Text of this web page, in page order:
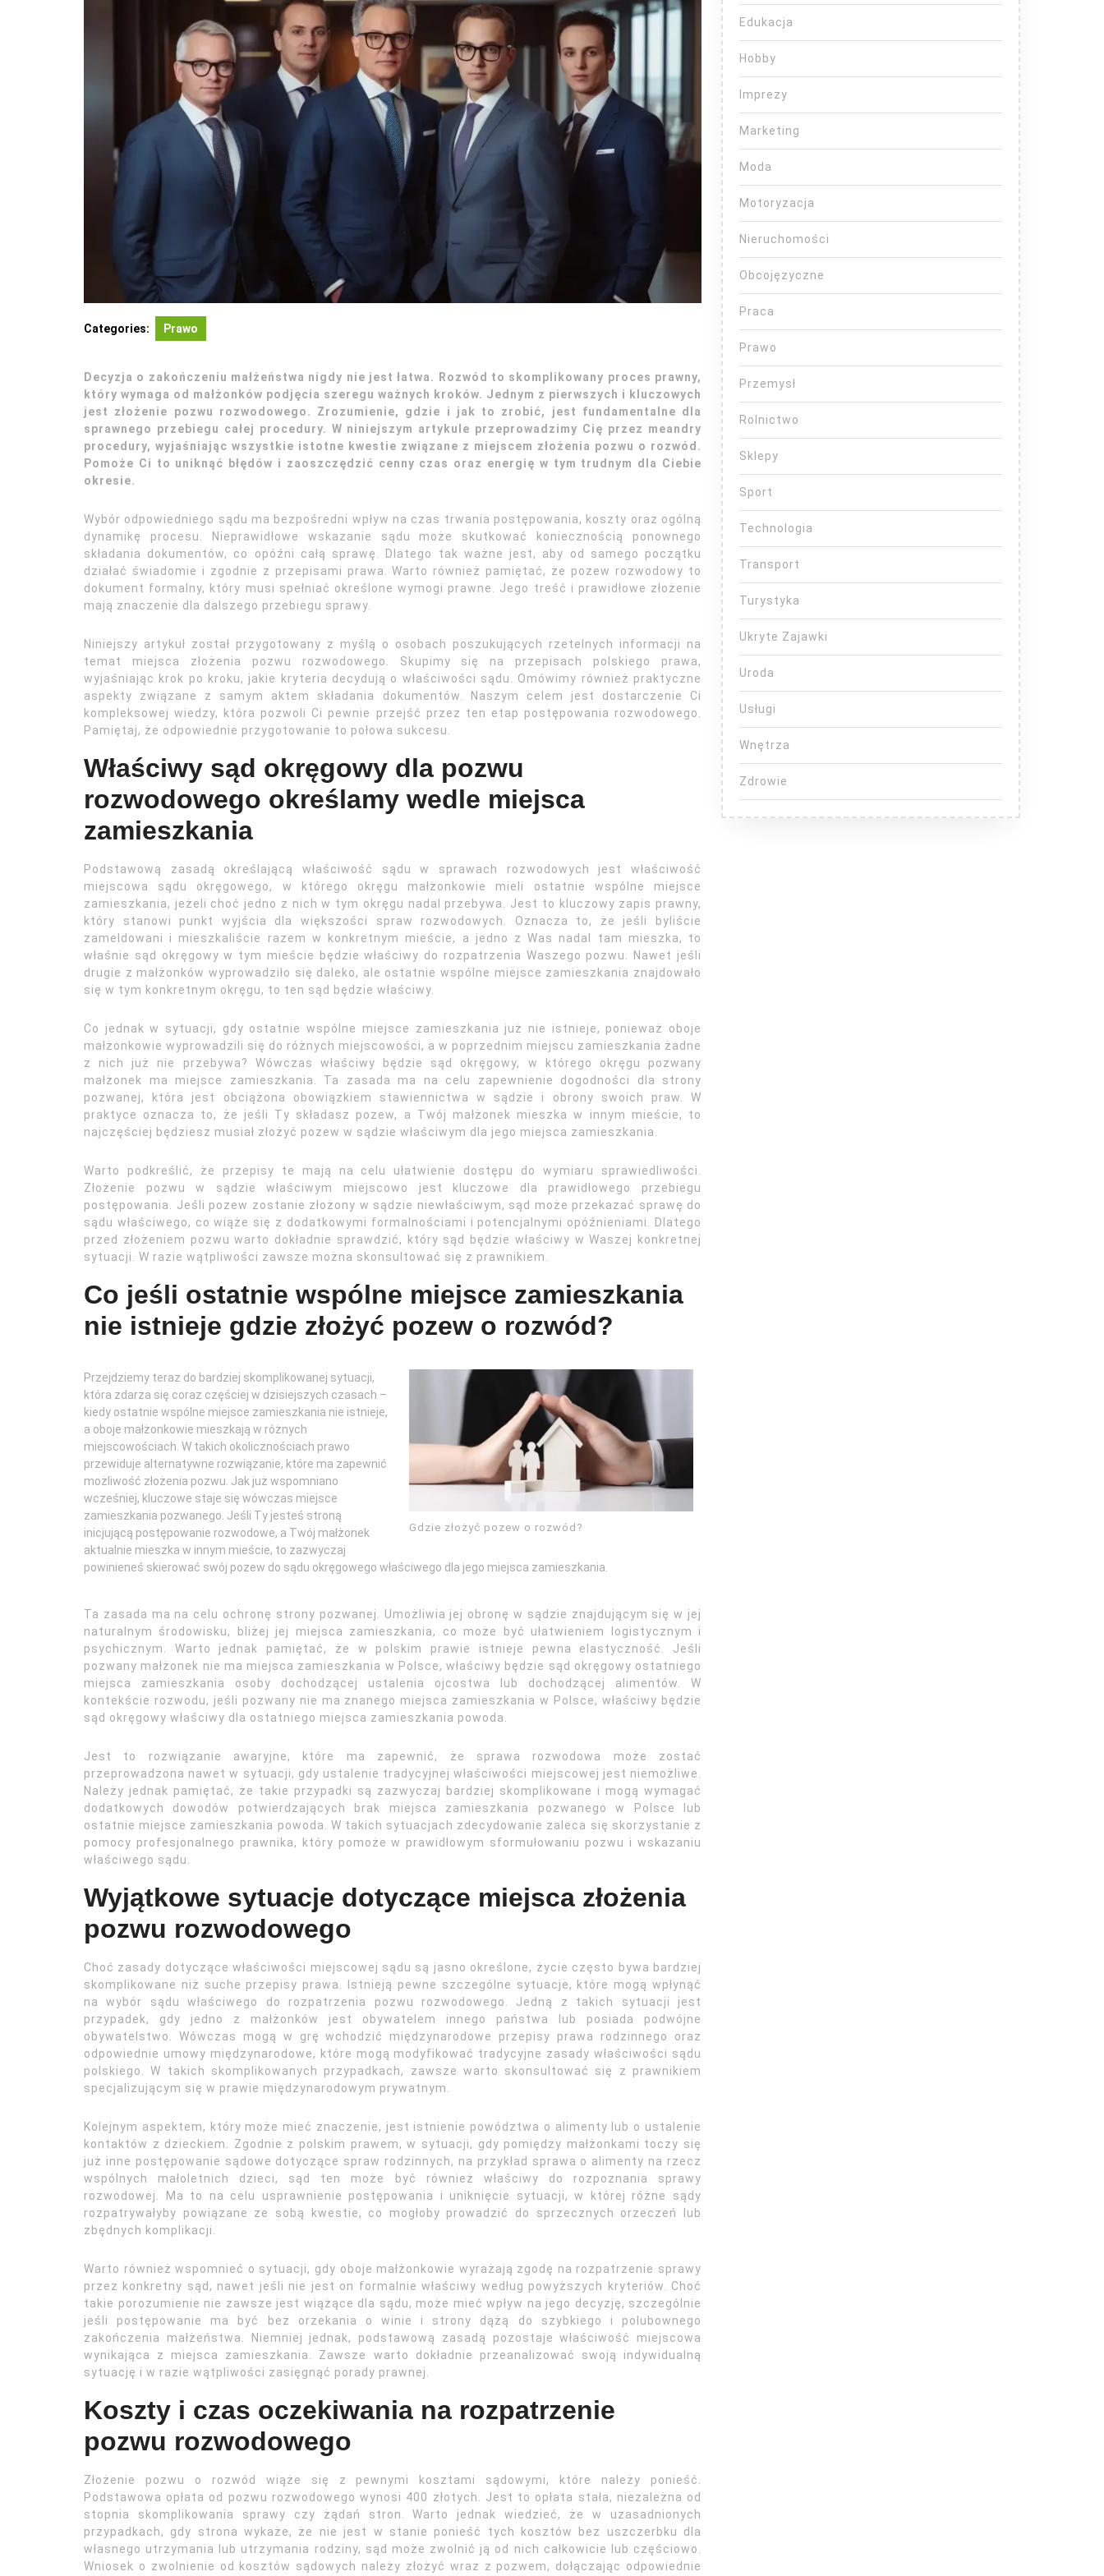
Categories: Prawo
Decyzja o zakończeniu małżeństwa nigdy nie jest łatwa. Rozwód to skomplikowany proces prawny,
który wymaga od małżonków podjęcia szeregu ważnych kroków. Jednym z pierwszych i kluczowych
jest złożenie pozwu rozwodowego. Zrozumienie, gdzie i jak to zrobić, jest fundamentalne dla
sprawnego przebiegu całej procedury. W niniejszym artykule przeprowadzimy Cię przez meandry
procedury, wyjaśniając wszystkie istotne kwestie związane z miejscem złożenia pozwu o rozwód.
Pomoże Ci to uniknąć błędów i zaoszczędzić cenny czas oraz energię w tym trudnym dla Ciebie
okresie.
Wybór odpowiedniego sądu ma bezpośredni wpływ na czas trwania postępowania, koszty oraz ogólną
dynamikę procesu. Nieprawidłowe wskazanie sądu może skutkować koniecznością ponownego
składania dokumentów, co opóźni całą sprawę. Dlatego tak ważne jest, aby od samego początku
działać świadomie i zgodnie z przepisami prawa. Warto również pamiętać, że pozew rozwodowy to
dokument formalny, który musi spełniać określone wymogi prawne. Jego treść i prawidłowe złożenie
mają znaczenie dla dalszego przebiegu sprawy.
Niniejszy artykuł został przygotowany z myślą o osobach poszukujących rzetelnych informacji na
temat miejsca złożenia pozwu rozwodowego. Skupimy się na przepisach polskiego prawa,
wyjaśniając krok po kroku, jakie kryteria decydują o właściwości sądu. Omówimy również praktyczne
aspekty związane z samym aktem składania dokumentów. Naszym celem jest dostarczenie Ci
kompleksowej wiedzy, która pozwoli Ci pewnie przejść przez ten etap postępowania rozwodowego.
Pamiętaj, że odpowiednie przygotowanie to połowa sukcesu.
Właściwy sąd okręgowy dla pozwu
rozwodowego określamy wedle miejsca
zamieszkania
Podstawową zasadą określającą właściwość sądu w sprawach rozwodowych jest właściwość
miejscowa sądu okręgowego, w którego okręgu małżonkowie mieli ostatnie wspólne miejsce
zamieszkania, jeżeli choć jedno z nich w tym okręgu nadal przebywa. Jest to kluczowy zapis prawny,
który stanowi punkt wyjścia dla większości spraw rozwodowych. Oznacza to, że jeśli byliście
zameldowani i mieszkaliście razem w konkretnym mieście, a jedno z Was nadal tam mieszka, to
właśnie sąd okręgowy w tym mieście będzie właściwy do rozpatrzenia Waszego pozwu. Nawet jeśli
drugie z małżonków wyprowadziło się daleko, ale ostatnie wspólne miejsce zamieszkania znajdowało
się w tym konkretnym okręgu, to ten sąd będzie właściwy.
Co jednak w sytuacji, gdy ostatnie wspólne miejsce zamieszkania już nie istnieje, ponieważ oboje
małżonkowie wyprowadzili się do różnych miejscowości, a w poprzednim miejscu zamieszkania żadne
z nich już nie przebywa? Wówczas właściwy będzie sąd okręgowy, w którego okręgu pozwany
małżonek ma miejsce zamieszkania. Ta zasada ma na celu zapewnienie dogodności dla strony
pozwanej, która jest obciążona obowiązkiem stawiennictwa w sądzie i obrony swoich praw. W
praktyce oznacza to, że jeśli Ty składasz pozew, a Twój małżonek mieszka w innym mieście, to
najczęściej będziesz musiał złożyć pozew w sądzie właściwym dla jego miejsca zamieszkania.
Warto podkreślić, że przepisy te mają na celu ułatwienie dostępu do wymiaru sprawiedliwości.
Złożenie pozwu w sądzie właściwym miejscowo jest kluczowe dla prawidłowego przebiegu
postępowania. Jeśli pozew zostanie złożony w sądzie niewłaściwym, sąd może przekazać sprawę do
sądu właściwego, co wiąże się z dodatkowymi formalnościami i potencjalnymi opóźnieniami. Dlatego
przed złożeniem pozwu warto dokładnie sprawdzić, który sąd będzie właściwy w Waszej konkretnej
sytuacji. W razie wątpliwości zawsze można skonsultować się z prawnikiem.
Co jeśli ostatnie wspólne miejsce zamieszkania
nie istnieje gdzie złożyć pozew o rozwód?
Gdzie złożyć pozew o rozwód?
Przejdziemy teraz do bardziej skomplikowanej sytuacji,
która zdarza się coraz częściej w dzisiejszych czasach –
kiedy ostatnie wspólne miejsce zamieszkania nie istnieje,
a oboje małżonkowie mieszkają w różnych
miejscowościach. W takich okolicznościach prawo
przewiduje alternatywne rozwiązanie, które ma zapewnić
możliwość złożenia pozwu. Jak już wspomniano
wcześniej, kluczowe staje się wówczas miejsce
zamieszkania pozwanego. Jeśli Ty jesteś stroną
inicjującą postępowanie rozwodowe, a Twój małżonek
aktualnie mieszka w innym mieście, to zazwyczaj
powinieneś skierować swój pozew do sądu okręgowego właściwego dla jego miejsca zamieszkania.
Ta zasada ma na celu ochronę strony pozwanej. Umożliwia jej obronę w sądzie znajdującym się w jej
naturalnym środowisku, bliżej jej miejsca zamieszkania, co może być ułatwieniem logistycznym i
psychicznym. Warto jednak pamiętać, że w polskim prawie istnieje pewna elastyczność. Jeśli
pozwany małżonek nie ma miejsca zamieszkania w Polsce, właściwy będzie sąd okręgowy ostatniego
miejsca zamieszkania osoby dochodzącej ustalenia ojcostwa lub dochodzącej alimentów. W
kontekście rozwodu, jeśli pozwany nie ma znanego miejsca zamieszkania w Polsce, właściwy będzie
sąd okręgowy właściwy dla ostatniego miejsca zamieszkania powoda.
Jest to rozwiązanie awaryjne, które ma zapewnić, że sprawa rozwodowa może zostać
przeprowadzona nawet w sytuacji, gdy ustalenie tradycyjnej właściwości miejscowej jest niemożliwe.
Należy jednak pamiętać, że takie przypadki są zazwyczaj bardziej skomplikowane i mogą wymagać
dodatkowych dowodów potwierdzających brak miejsca zamieszkania pozwanego w Polsce lub
ostatnie miejsce zamieszkania powoda. W takich sytuacjach zdecydowanie zaleca się skorzystanie z
pomocy profesjonalnego prawnika, który pomoże w prawidłowym sformułowaniu pozwu i wskazaniu
właściwego sądu.
Wyjątkowe sytuacje dotyczące miejsca złożenia
pozwu rozwodowego
Choć zasady dotyczące właściwości miejscowej sądu są jasno określone, życie często bywa bardziej
skomplikowane niż suche przepisy prawa. Istnieją pewne szczególne sytuacje, które mogą wpłynąć
na wybór sądu właściwego do rozpatrzenia pozwu rozwodowego. Jedną z takich sytuacji jest
przypadek, gdy jedno z małżonków jest obywatelem innego państwa lub posiada podwójne
obywatelstwo. Wówczas mogą w grę wchodzić międzynarodowe przepisy prawa rodzinnego oraz
odpowiednie umowy międzynarodowe, które mogą modyfikować tradycyjne zasady właściwości sądu
polskiego. W takich skomplikowanych przypadkach, zawsze warto skonsultować się z prawnikiem
specjalizującym się w prawie międzynarodowym prywatnym.
Kolejnym aspektem, który może mieć znaczenie, jest istnienie powództwa o alimenty lub o ustalenie
kontaktów z dzieckiem. Zgodnie z polskim prawem, w sytuacji, gdy pomiędzy małżonkami toczy się
już inne postępowanie sądowe dotyczące spraw rodzinnych, na przykład sprawa o alimenty na rzecz
wspólnych małoletnich dzieci, sąd ten może być również właściwy do rozpoznania sprawy
rozwodowej. Ma to na celu usprawnienie postępowania i uniknięcie sytuacji, w której różne sądy
rozpatrywałyby powiązane ze sobą kwestie, co mogłoby prowadzić do sprzecznych orzeczeń lub
zbędnych komplikacji.
Warto również wspomnieć o sytuacji, gdy oboje małżonkowie wyrażają zgodę na rozpatrzenie sprawy
przez konkretny sąd, nawet jeśli nie jest on formalnie właściwy według powyższych kryteriów. Choć
takie porozumienie nie zawsze jest wiążące dla sądu, może mieć wpływ na jego decyzję, szczególnie
jeśli postępowanie ma być bez orzekania o winie i strony dążą do szybkiego i polubownego
zakończenia małżeństwa. Niemniej jednak, podstawową zasadą pozostaje właściwość miejscowa
wynikająca z miejsca zamieszkania. Zawsze warto dokładnie przeanalizować swoją indywidualną
sytuację i w razie wątpliwości zasięgnąć porady prawnej.
Koszty i czas oczekiwania na rozpatrzenie
pozwu rozwodowego
Złożenie pozwu o rozwód wiąże się z pewnymi kosztami sądowymi, które należy ponieść.
Podstawowa opłata od pozwu rozwodowego wynosi 400 złotych. Jest to opłata stała, niezależna od
stopnia skomplikowania sprawy czy żądań stron. Warto jednak wiedzieć, że w uzasadnionych
przypadkach, gdy strona wykaże, że nie jest w stanie ponieść tych kosztów bez uszczerbku dla
własnego utrzymania lub utrzymania rodziny, sąd może zwolnić ją od nich całkowicie lub częściowo.
Wniosek o zwolnienie od kosztów sądowych należy złożyć wraz z pozwem, dołączając odpowiednie
Edukacja
Hobby
Imprezy
Marketing
Moda
Motoryzacja
Nieruchomości
Obcojęzyczne
Praca
Prawo
Przemysł
Rolnictwo
Sklepy
Sport
Technologia
Transport
Turystyka
Ukryte Zajawki
Uroda
Usługi
Wnętrza
Zdrowie